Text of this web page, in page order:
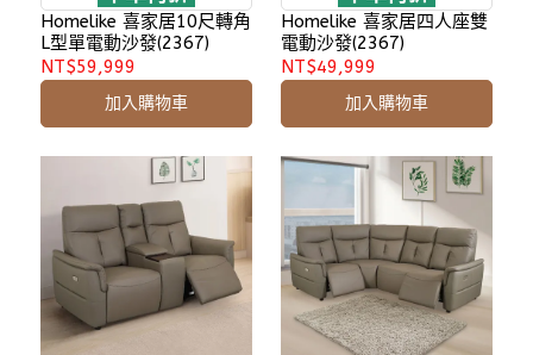
Homelike 喜家居10尺轉角
L型單電動沙發(2367)
NT$59,999
加入購物車
Homelike 喜家居四人座雙
電動沙發(2367)
NT$49,999
加入購物車